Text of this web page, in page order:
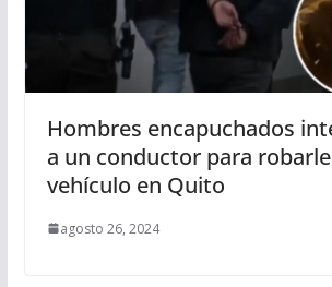
Hombres encapuchados
a un conductor para
vehículo en Quito
agosto 26, 2024